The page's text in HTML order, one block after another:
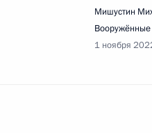
по итогам
года, 21:00 8 поручений
года, среда
Мишустин
1 ноября